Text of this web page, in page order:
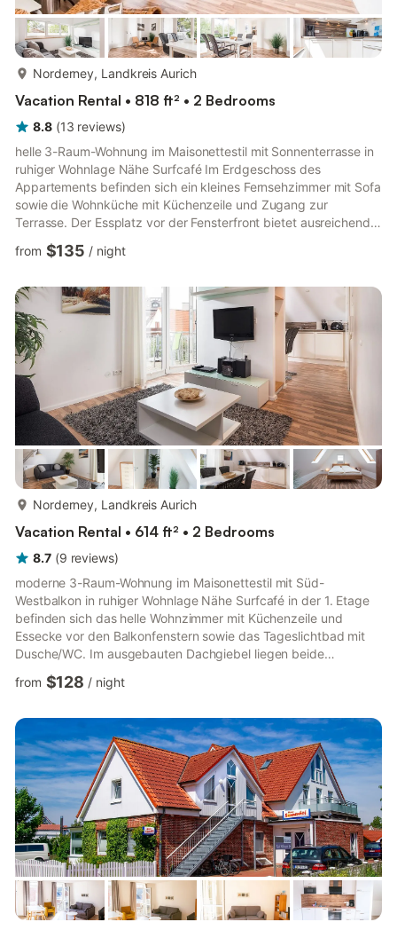
Norderney, Landkreis Aurich
Vacation Rental • 818 ft² • 2 Bedrooms
8.8 (13 reviews)
helle 3-Raum-Wohnung im Maisonettestil mit Sonnenterrasse in
ruhiger Wohnlage Nähe Surfcafé Im Erdgeschoss des
Appartements befinden sich ein kleines Fernsehzimmer mit Sofa
sowie die Wohnküche mit Küchenzeile und Zugang zur
Terrasse. Der Essplatz vor der Fensterfront bietet ausreichend
Platz für 4 Personen. Tageslichtbad mit Dusche/WC. Im
Souterrain befinden sich zwei separate Schlafzimmer mit je
ein Juniorbett (140*70cm), das bei Bedarf genutzt werden
kann. Im Haus Dünensand befinden sich 3 weitere
Ferienwohnungen. Der Strand...
from $135 / night
Norderney, Landkreis Aurich
Vacation Rental • 614 ft² • 2 Bedrooms
8.7 (9 reviews)
moderne 3-Raum-Wohnung im Maisonettestil mit Süd-
Westbalkon in ruhiger Wohnlage Nähe Surfcafé in der 1. Etage
befinden sich das helle Wohnzimmer mit Küchenzeile und
Essecke vor den Balkonfenstern sowie das Tageslichtbad mit
Dusche/WC. Im ausgebauten Dachgiebel liegen beide
Schlafzimmer mit je einem Doppelbett. Ein begehbarer
Kleiderschrank für beide Schlafzimmer steht Ihnen ebenfalls auf
befinden sich 3 weitere Ferienwohnungen. Der Strandaufgang
zum Surfcafé und Riffkieker ist nur einen Steinwurf entfernt.
from $128 / night